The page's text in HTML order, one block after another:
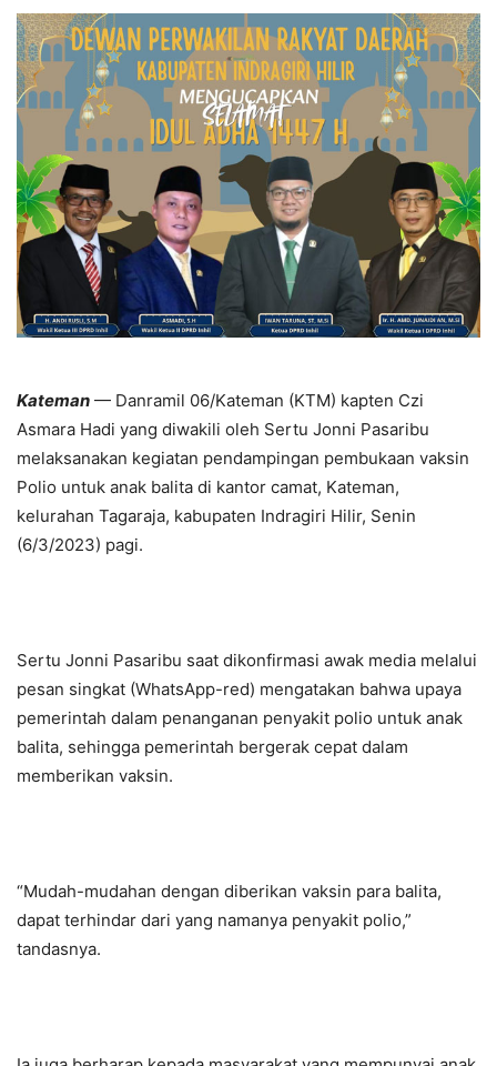
Kateman — Danramil 06/Kateman (KTM) kapten Czi
Asmara Hadi yang diwakili oleh Sertu Jonni Pasaribu
melaksanakan kegiatan pendampingan pembukaan vaksin
Polio untuk anak balita di kantor camat, Kateman,
kelurahan Tagaraja, kabupaten Indragiri Hilir, Senin
(6/3/2023) pagi.
Sertu Jonni Pasaribu saat dikonfirmasi awak media melalui
pesan singkat (WhatsApp-red) mengatakan bahwa upaya
pemerintah dalam penanganan penyakit polio untuk anak
balita, sehingga pemerintah bergerak cepat dalam
memberikan vaksin.
“Mudah-mudahan dengan diberikan vaksin para balita,
dapat terhindar dari yang namanya penyakit polio,”
tandasnya.